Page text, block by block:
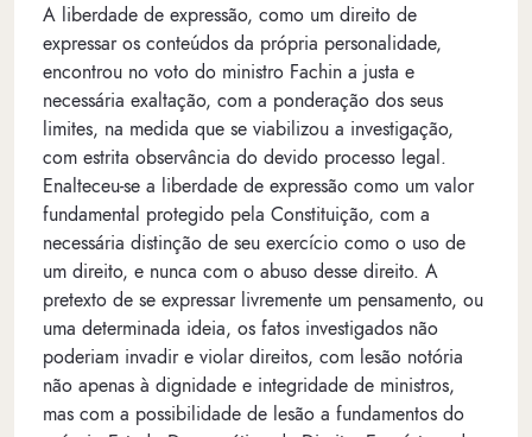
A liberdade de expressão, como um direito de
expressar os conteúdos da própria personalidade,
encontrou no voto do ministro Fachin a justa e
necessária exaltação, com a ponderação dos seus
limites, na medida que se viabilizou a investigação,
com estrita observância do devido processo legal.
Enalteceu-se a liberdade de expressão como um valor
fundamental protegido pela Constituição, com a
necessária distinção de seu exercício como o uso de
um direito, e nunca com o abuso desse direito. A
pretexto de se expressar livremente um pensamento, ou
uma determinada ideia, os fatos investigados não
poderiam invadir e violar direitos, com lesão notória
não apenas à dignidade e integridade de ministros,
mas com a possibilidade de lesão a fundamentos do